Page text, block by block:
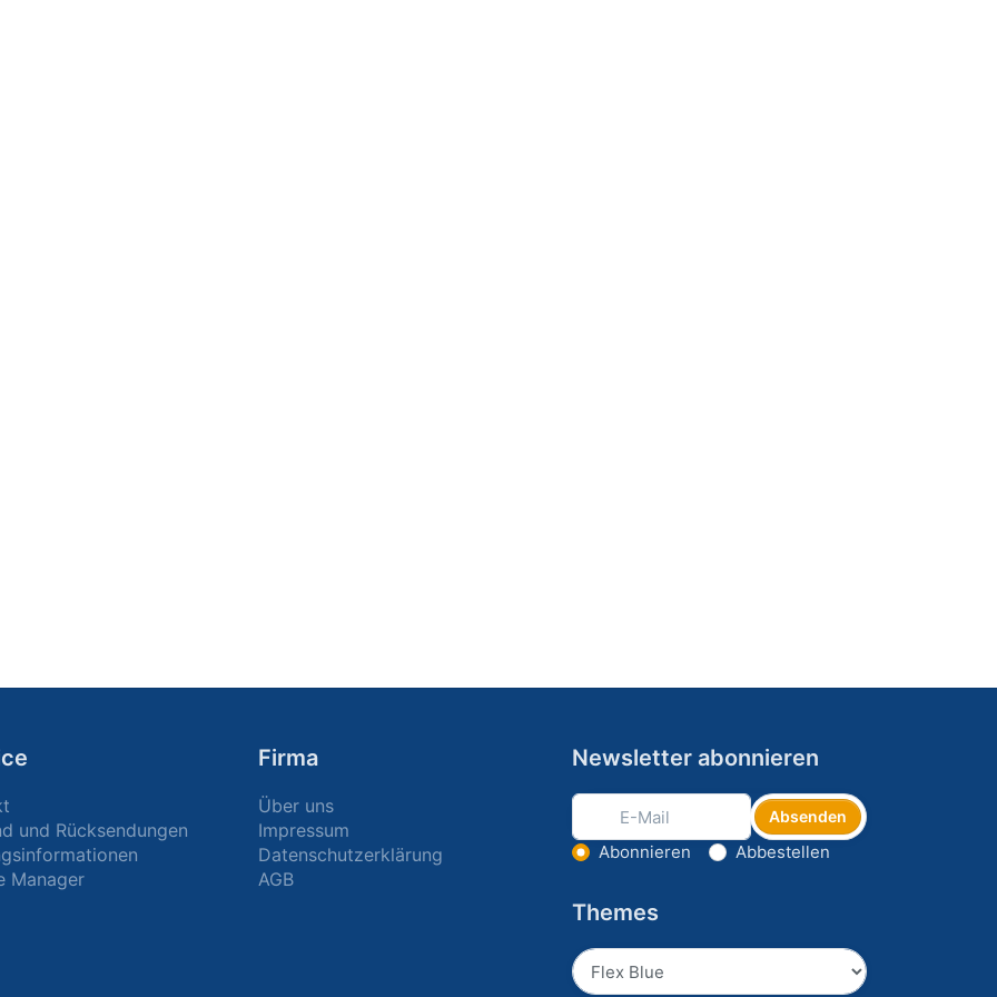
und Rücksendungen
Manager
Firma
Über uns
Impressum
Datenschutzerklärung
AGB
Newsletter abonnieren
Absenden
Aktion wählen
Abonnieren Abbestellen
Themes